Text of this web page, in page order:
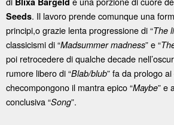
Seeds. Il lavoro prende comunque una
principi,o grazie lenta progressione di “The
classicismi di “Madsummer madness” e “
poi retrocedere di qualche decade
rumore libero di “Blab/blub” fa da prologo
checompongono il mantra epico “Maybe” e
conclusiva “Song”.